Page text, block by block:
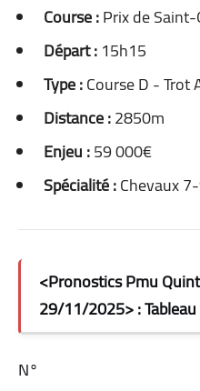
Course :Prix de
Départ :15h15
Type :Course D - Trot
Distance :2850m
Enjeu :59 000€
Spécialité :Chevaux
<Pronostics Pmu
29/11/2025> :
N°